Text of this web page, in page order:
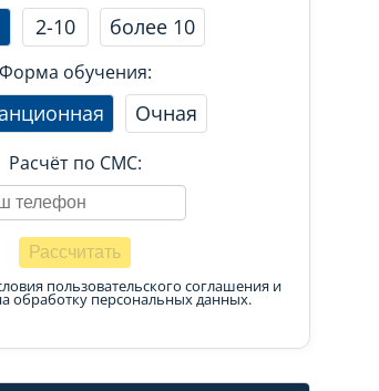
2-10 более 10
Форма обучения:
Очная
Расчёт по СМС:
пользовательского соглашения и
обработку персональных данных.